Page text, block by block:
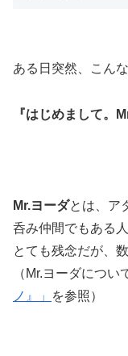
ある日突然、こん
『はじめまして。
Mr.ヨーダとは、ア
呑み仲間でもある人
とても残念だが、
（Mr.ヨーダについ
ノ』」
を参照）